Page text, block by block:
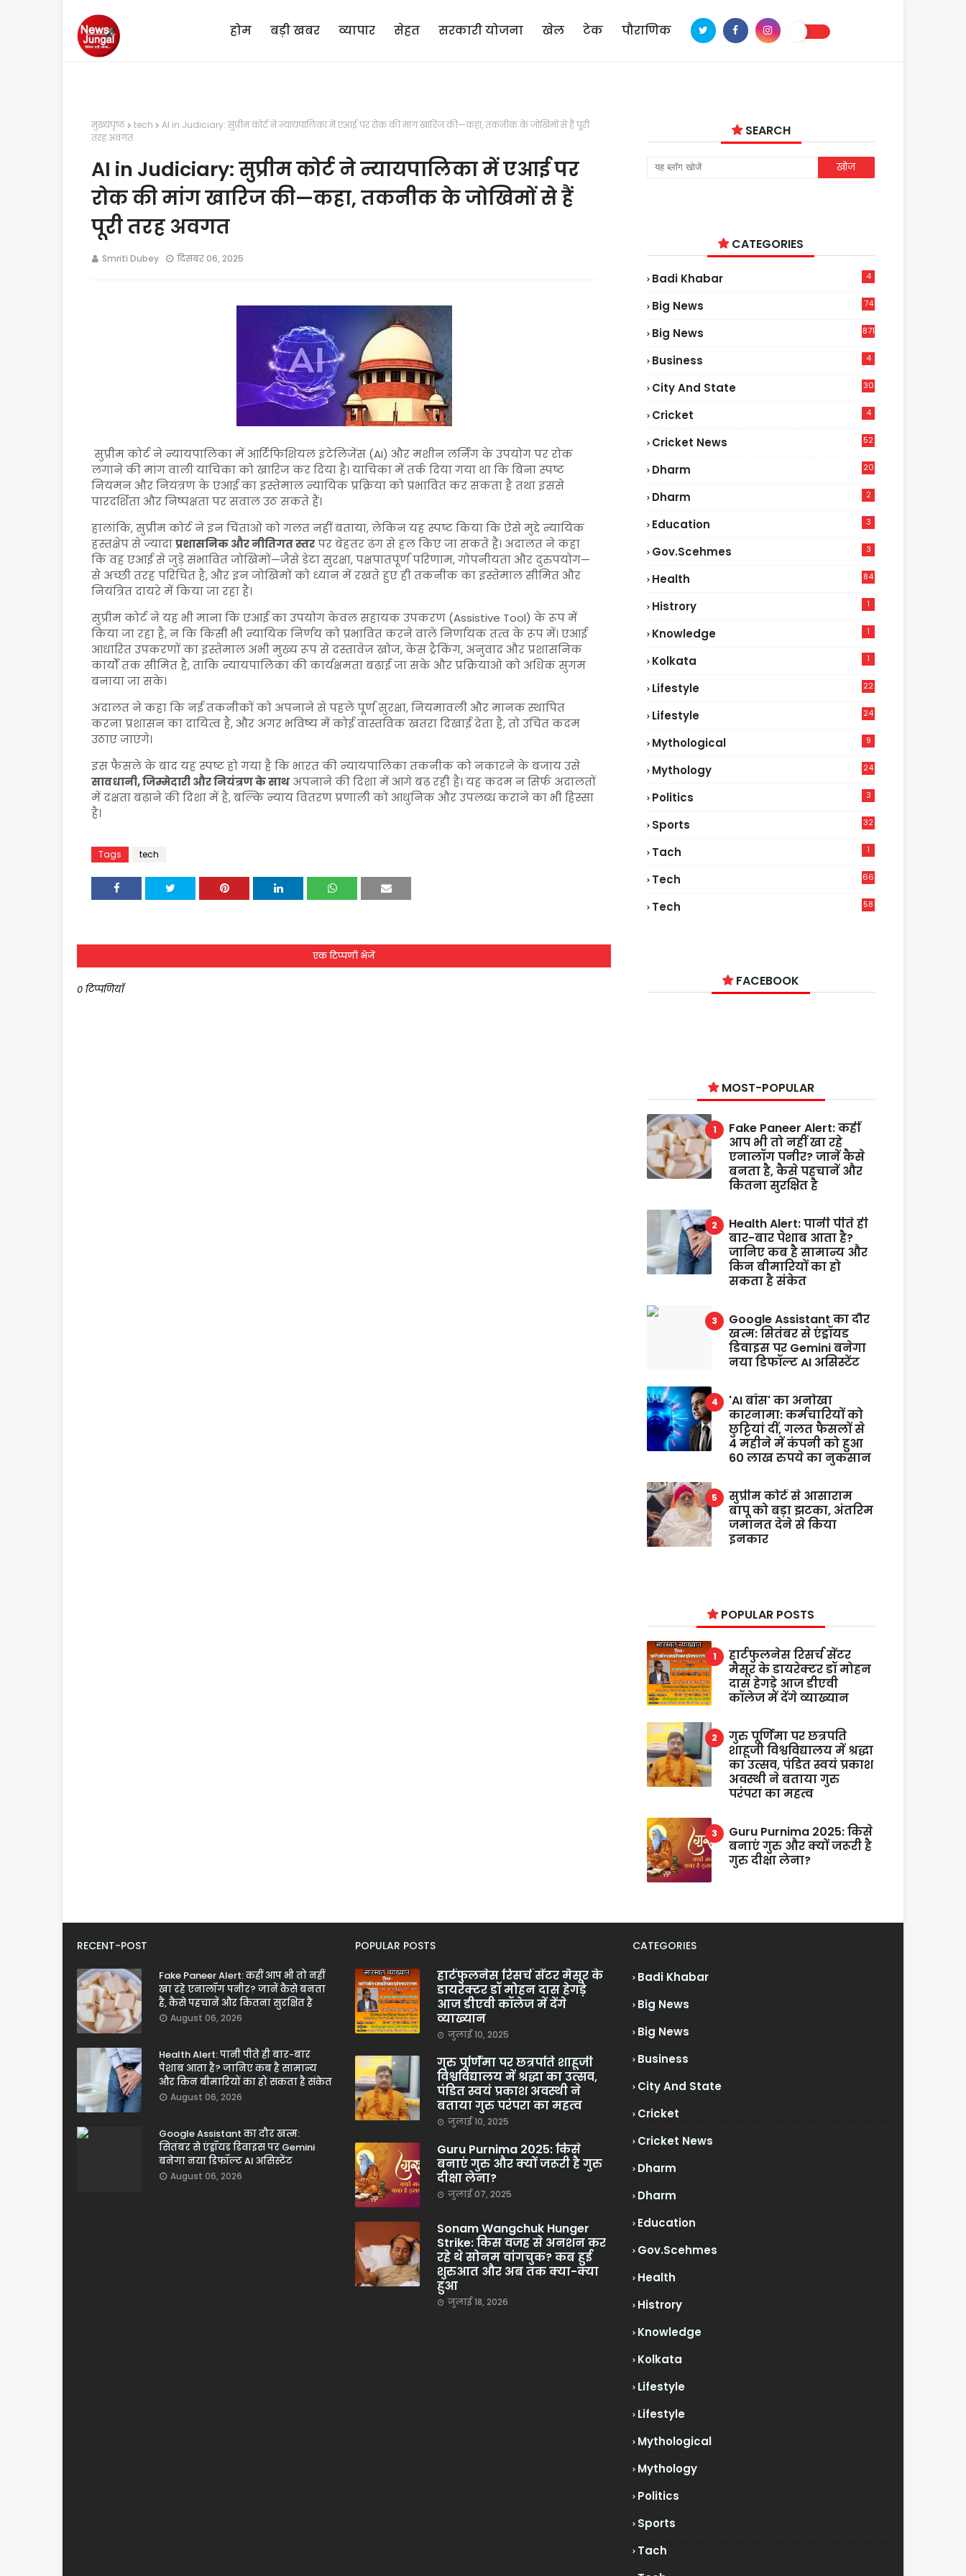
होम बड़ी खबर व्यापार सेहत सरकारी योजना खेल टेक पौराणिक
मुख्यपृष्ठ tech
AI in Judiciary: सुप्रीम कोर्ट ने न्यायपालिका में एआई पर रोक की मांग खारिज की—कहा, तकनीक के जोखिमों से हैं पूरी
तरह अवगत
AI in Judiciary: सुप्रीम कोर्ट ने न्यायपालिका में एआई पर
रोक की मांग खारिज की—कहा, तकनीक के जोखिमों से हैं
पूरी तरह अवगत
Smriti Dubey दिसंबर 06, 2025
सुप्रीम कोर्ट ने न्यायपालिका में आर्टिफिशियल इंटेलिजेंस (AI) और मशीन लर्निंग के उपयोग पर रोक
लगाने की मांग वाली याचिका को खारिज कर दिया है। याचिका में तर्क दिया गया था कि बिना स्पष्ट
नियमन और नियंत्रण के एआई का इस्तेमाल न्यायिक प्रक्रिया को प्रभावित कर सकता है तथा इससे
पारदर्शिता और निष्पक्षता पर सवाल उठ सकते हैं।
हालांकि, सुप्रीम कोर्ट ने इन चिंताओं को गलत नहीं बताया, लेकिन यह स्पष्ट किया कि ऐसे मुद्दे न्यायिक
हस्तक्षेप से ज्यादाप्रशासनिक और नीतिगत स्तरपर बेहतर ढंग से हल किए जा सकते हैं। अदालत ने कहा
कि वह एआई से जुड़े संभावित जोखिमों—जैसे डेटा सुरक्षा, पक्षपातपूर्ण परिणाम, गोपनीयता और दुरुपयोग—
से अच्छी तरह परिचित है, और इन जोखिमों को ध्यान में रखते हुए ही तकनीक का इस्तेमाल सीमित और
नियंत्रित दायरे में किया जा रहा है।
सुप्रीम कोर्ट ने यह भी माना कि एआई का उपयोग केवल सहायक उपकरण (Assistive Tool) के रूप में
किया जा रहा है, न कि किसी भी न्यायिक निर्णय को प्रभावित करने वाले निर्णायक तत्व के रूप में। एआई
आधारित उपकरणों का इस्तेमाल अभी मुख्य रूप से दस्तावेज़ खोज, केस ट्रैकिंग, अनुवाद और प्रशासनिक
कार्यों तक सीमित है, ताकि न्यायपालिका की कार्यक्षमता बढ़ाई जा सके और प्रक्रियाओं को अधिक सुगम
बनाया जा सके।
अदालत ने कहा कि नई तकनीकों को अपनाने से पहले पूर्ण सुरक्षा, नियमावली और मानक स्थापित
करना प्रशासन का दायित्व है, और अगर भविष्य में कोई वास्तविक खतरा दिखाई देता है, तो उचित कदम
उठाए जाएंगे।
इस फैसले के बाद यह स्पष्ट हो गया है कि भारत की न्यायपालिका तकनीक को नकारने के बजाय उसे
सावधानी, जिम्मेदारी और नियंत्रण के साथ अपनाने की दिशा में आगे बढ़ रही है। यह कदम न सिर्फ अदालतों
में दक्षता बढ़ाने की दिशा में है, बल्कि न्याय वितरण प्रणाली को आधुनिक और उपलब्ध कराने का भी हिस्सा
है।
Tags tech
एक टिप्पणी भेजें
0 टिप्पणियाँ
SEARCH
CATEGORIES
Badi Khabar 4
Big News
74
Big News 871
Business 4
City And State 30
Cricket 4
Cricket News
52
Dharm 20
Dharm 2
Education 3
Gov.scehmes 3
Health
84
Histrory 1
Knowledge 1
Kolkata 1
Lifestyle
22
Lifestyle
24
Mythological 9
Mythology 24
Politics 3
Sports 32
Tach 1
Tech
66
Tech
58
FACEBOOK
MOST-POPULAR
Fake Paneer Alert: कहीं
आप भी तो नहीं खा रहे
एनालॉग पनीर? जानें कैसे
बनता है, कैसे पहचानें और
कितना सुरक्षित है
Health Alert: पानी पीते ही
बार-बार पेशाब आता है?
जानिए कब है सामान्य और
किन बीमारियों का हो
सकता है संकेत
Google Assistant का दौर
खत्म: सितंबर से एंड्रॉयड
डिवाइस पर Gemini बनेगा
नया डिफॉल्ट AI असिस्टेंट
'AI बॉस' का अनोखा
कारनामा: कर्मचारियों को
छुट्टियां दीं, गलत फैसलों से
4 महीने में कंपनी को हुआ
60 लाख रुपये का नुकसान
सुप्रीम कोर्ट से आसाराम
बापू को बड़ा झटका, अंतरिम
जमानत देने से किया
इनकार
POPULAR POSTS
हार्टफुलनेस रिसर्च सेंटर
मैसूर के डायरेक्टर डॉ मोहन
दास हेगड़े आज डीएवी
कॉलेज में देंगे व्याख्यान
गुरु पूर्णिमा पर छत्रपति
शाहूजी विश्वविद्यालय में श्रद्धा
का उत्सव, पंडित स्वयं प्रकाश
अवस्थी ने बताया गुरु
परंपरा का महत्व
Guru Purnima 2025: किसे
बनाएं गुरु और क्यों जरूरी है
गुरु दीक्षा लेना?
RECENT-POST
Fake Paneer Alert: कहीं आप भी तो नहीं
खा रहे एनालॉग पनीर? जानें कैसे बनता
है, कैसे पहचानें और कितना सुरक्षित है
August 06, 2026
Health Alert: पानी पीते ही बार-बार
पेशाब आता है? जानिए कब है सामान्य
और किन बीमारियों का हो सकता है संकेत
August 06, 2026
Google Assistant का दौर खत्म:
सितंबर से एंड्रॉयड डिवाइस पर Gemini
बनेगा नया डिफॉल्ट AI असिस्टेंट
August 06, 2026
POPULAR POSTS
हार्टफुलनेस रिसर्च सेंटर मैसूर के
डायरेक्टर डॉ मोहन दास हेगड़े
आज डीएवी कॉलेज में देंगे
व्याख्यान
जुलाई 10, 2025
गुरु पूर्णिमा पर छत्रपति शाहूजी
विश्वविद्यालय में श्रद्धा का उत्सव,
पंडित स्वयं प्रकाश अवस्थी ने
बताया गुरु परंपरा का महत्व
जुलाई 10, 2025
Guru Purnima 2025: किसे
बनाएं गुरु और क्यों जरूरी है गुरु
दीक्षा लेना?
जुलाई 07, 2025
Sonam Wangchuk Hunger
Strike: किस वजह से अनशन कर
रहे थे सोनम वांगचुक? कब हुई
शुरुआत और अब तक क्या-क्या
हुआ
जुलाई 18, 2026
CATEGORIES
Badi Khabar
Big News
Big News
Business
City And State
Cricket
Cricket News
Dharm
Dharm
Education
Gov.scehmes
Health
Histrory
Knowledge
Kolkata
Lifestyle
Lifestyle
Mythological
Mythology
Politics
Sports
Tach